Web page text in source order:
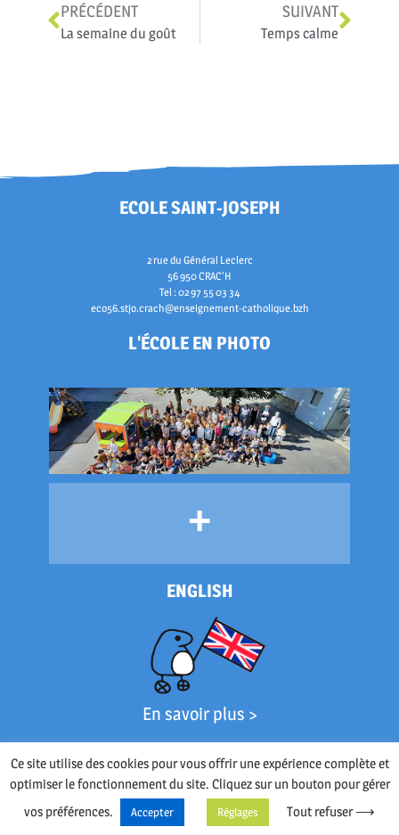
PRÉCÉDENT
La semaine du goût
SUIVANT
Temps calme
ECOLE SAINT-JOSEPH
2 rue du Général Leclerc
56 950 CRAC'H
Tel : 02 97 55 03 34
eco56.stjo.crach@enseignement-catholique.bzh
L'ÉCOLE EN PHOTO
+
ENGLISH
En savoir plus >
Mentions légalesPolitique de confidentialité
Ce site utilise des cookies pour vous offrir une expérience complète et
optimiser le fonctionnement du site. Cliquez sur un bouton pour gérer
vos préférences.
Accepter Réglages Tout refuser ⟶